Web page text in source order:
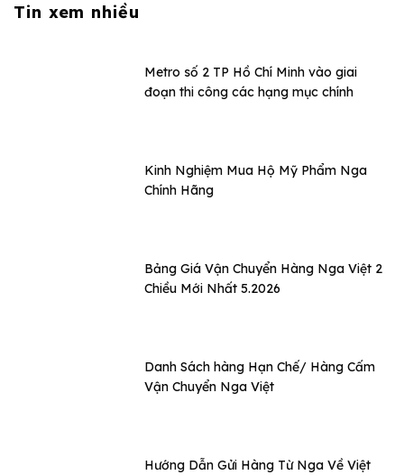
Tin xem nhiều
Metro số 2 TP Hồ Chí Minh vào giai
đoạn thi công các hạng mục chính
Kinh Nghiệm Mua Hộ Mỹ Phẩm Nga
Chính Hãng
Bảng Giá Vận Chuyển Hàng Nga Việt 2
Chiều Mới Nhất 5.2026
Danh Sách hàng Hạn Chế/ Hàng Cấm
Vận Chuyển Nga Việt
Hướng Dẫn Gửi Hàng Từ Nga Về Việt